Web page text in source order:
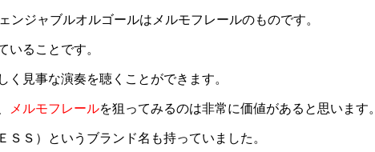
ンジャブルオルゴールはメルモフレールのものです。
ることです。
見事な演奏を聴くことができます。
メルモフレールを狙ってみるのは非常に価値があると思います。
ＳＳ）というブランド名も持っていました。